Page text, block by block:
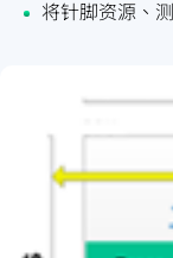
将针脚资源、